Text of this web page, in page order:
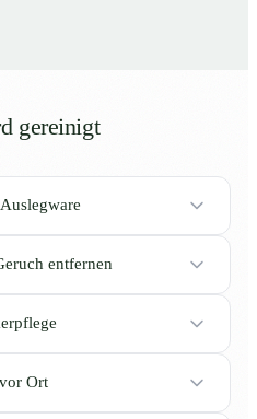
gereinigt
entfernen
Ort